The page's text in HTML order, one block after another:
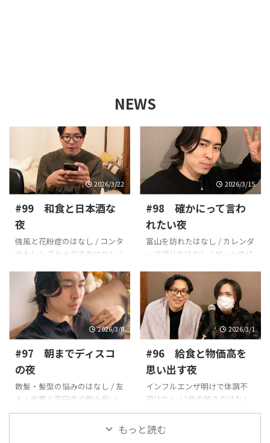
NEWS
2026/3/22
#99 和食と日本酒な
夜
強風と花粉症のはなし / コンタ
クトレンズとメガネのはなし /
のはなし / 引っ越しにかかる初
期費用のはなし / 東京・京都そ
れぞれの住みやすさや思い出
●Bio https://lnkfi.re/sphf_jpn
●番組Website
https://tfcw.co.jp/special/sph
fradio2 ●おたより募集中SNS
に #ラジ夜 とハッシュタグを
くは次のフォームから
2026/3/15
#98 確かにって言わ
れたい夜
富山を訪れたはなし / カレンダ
ーアプリのはなし / ゲームのは
ィーノ作品のはなし / ギャルの
はなし ●Bio
https://lnkfi.re/sphf_jpn ●番
組Website
https://tfcw.co.jp/special/sph
fradio2 ●おたより募集中SNS
に #ラジ夜 とハッシュタグを
つけて投稿してくださいもし
https://forms.office.com/r/m
2026/3/8
#97 朝までディスコ
の夜
散髪・髪型の悩みのはなし / 友
人・後輩と高円寺で飲み歩い
た夜 / テキーラ談義 / 一人飲
み・バー巡りの美学 / 映画トー
2026/3/1
#96 給食と物価高を
思い出す夜
インフルエンザ明けで体調不
良はなし / 2月の短さのはなし
/ 学校給食の思い出 / 薄毛
（AGA）や脱毛、美容に対する
男性の意識変化のはなし ●Bio
もっと読む